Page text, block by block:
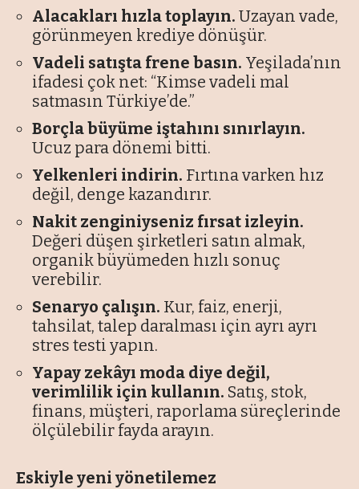
Alacakları hızla toplayın. Uzayan vade,
görünmeyen krediye dönüşür.
Vadeli satışta frene basın. Yeşilada’nın
ifadesi çok net: “Kimse vadeli mal
satmasın Türkiye’de.”
Borçla büyüme iştahını sınırlayın.
Ucuz para dönemi bitti.
Yelkenleri indirin. Fırtına varken hız
değil, denge kazandırır.
Nakit zenginiyseniz fırsat izleyin.
Değeri düşen şirketleri satın almak,
organik büyümeden hızlı sonuç
verebilir.
Senaryo çalışın. Kur, faiz, enerji,
tahsilat, talep daralması için ayrı ayrı
stres testi yapın.
Yapay zekâyı moda diye değil,
verimlilik için kullanın. Satış, stok,
finans, müşteri, raporlama süreçlerinde
ölçülebilir fayda arayın.
Eskiyle yeni yönetilemez